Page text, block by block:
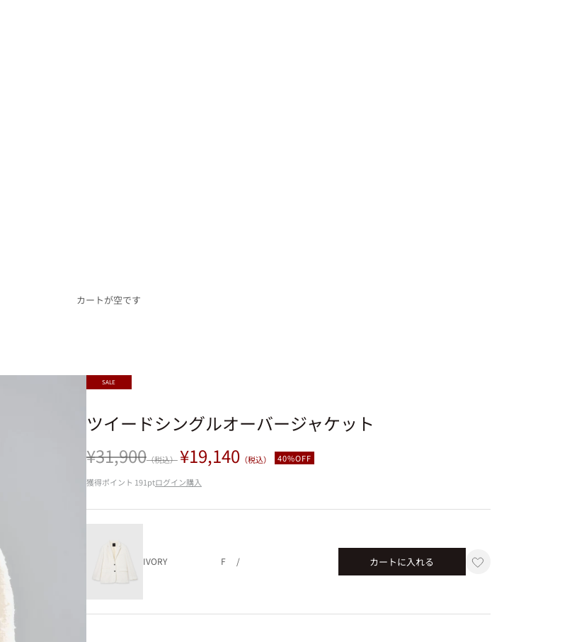
カートが空です
SALE
ツイードシングルオーバージャケット
セール価格
通常価格
¥31,900（税込）¥19,140（税込） 40%OFF
獲得ポイント 191ptログイン購入
IVORY F / カートに入れる